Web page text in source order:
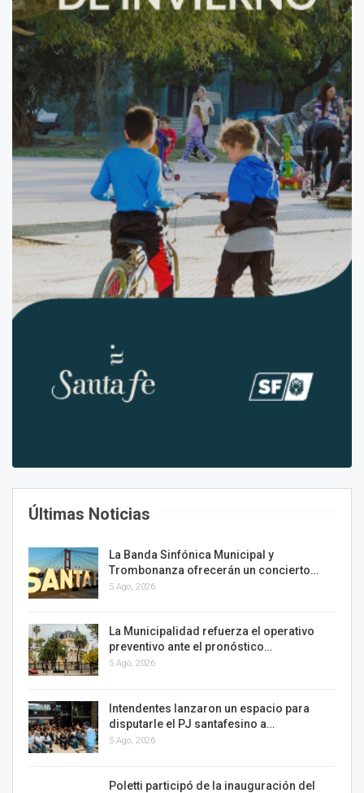
Últimas Noticias
La Banda Sinfónica Municipal y
Trombonanza ofrecerán un concierto…
5 Ago, 2026
La Municipalidad refuerza el operativo
preventivo ante el pronóstico…
5 Ago, 2026
Intendentes lanzaron un espacio para
disputarle el PJ santafesino a…
5 Ago, 2026
Poletti participó de la inauguración del